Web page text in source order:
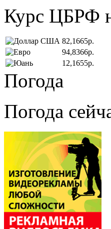
Курс ЦБРФ
82,1665р.
94,8366р.
12,1655р.
Погода
Погода